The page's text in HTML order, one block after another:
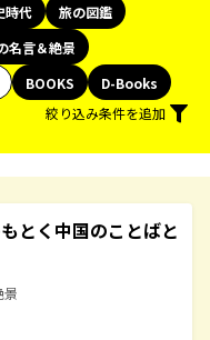
時代
旅の図鑑
名言＆絶景
BOOKS
D-Books
絞り込み条件を追加
とく中国のことばと
景